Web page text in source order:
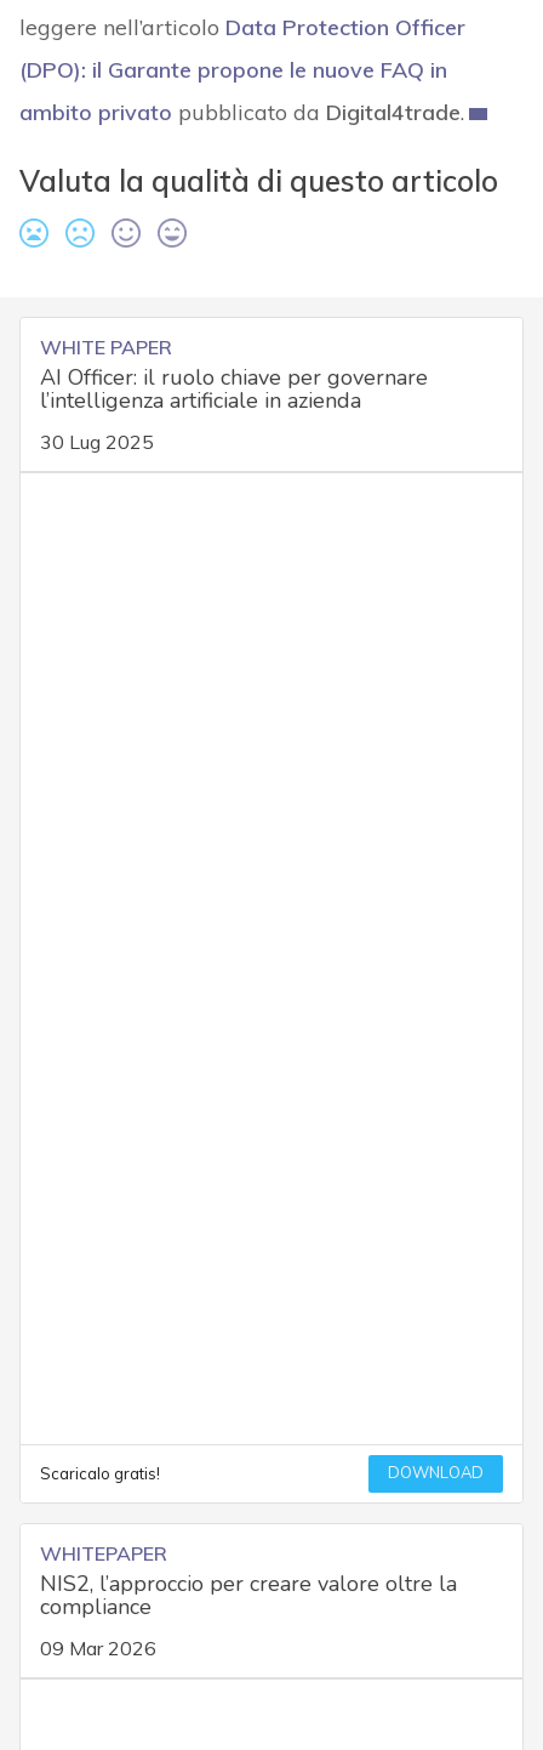
leggere nell’articolo Data Protection Officer
(DPO): il Garante propone le nuove FAQ in
ambito privato pubblicato da Digital4trade.
Valuta la qualità di questo articolo
WHITE PAPER
AI Officer: il ruolo chiave per governare
l’intelligenza artificiale in azienda
30 Lug 2025
Scaricalo gratis! DOWNLOAD
WHITEPAPER
NIS2, l’approccio per creare valore oltre la
compliance
09 Mar 2026